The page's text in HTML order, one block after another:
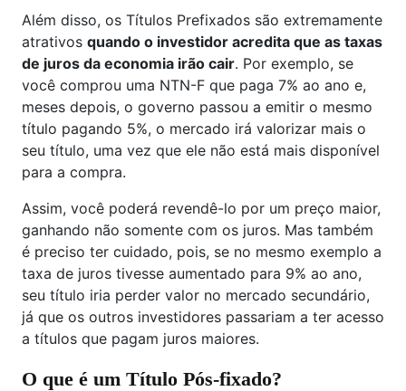
Além disso, os Títulos Prefixados são extremamente
atrativos quando o investidor acredita que as taxas
de juros da economia irão cair. Por exemplo, se
você comprou uma NTN-F que paga 7% ao ano e,
meses depois, o governo passou a emitir o mesmo
título pagando 5%, o mercado irá valorizar mais o
seu título, uma vez que ele não está mais disponível
para a compra.
Assim, você poderá revendê-lo por um preço maior,
ganhando não somente com os juros. Mas também
é preciso ter cuidado, pois, se no mesmo exemplo a
taxa de juros tivesse aumentado para 9% ao ano,
seu título iria perder valor no mercado secundário,
já que os outros investidores passariam a ter acesso
a títulos que pagam juros maiores.
O que é um Título Pós-fixado?